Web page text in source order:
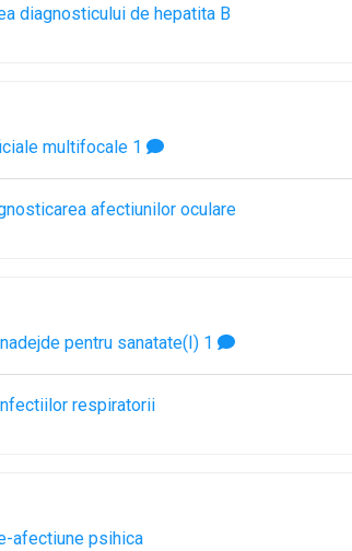
diagnosticului de hepatita B
multifocale 1
afectiunilor oculare
pentru sanatate(I) 1
respiratorii
afectiune psihica